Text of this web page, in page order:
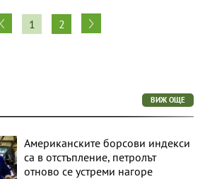
1 2
ВИЖ ОЩЕ
Американските борсови индекси
са в отстъпление, петролът
отново се устреми нагоре